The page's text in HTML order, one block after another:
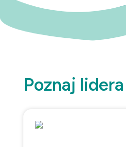
Poznaj